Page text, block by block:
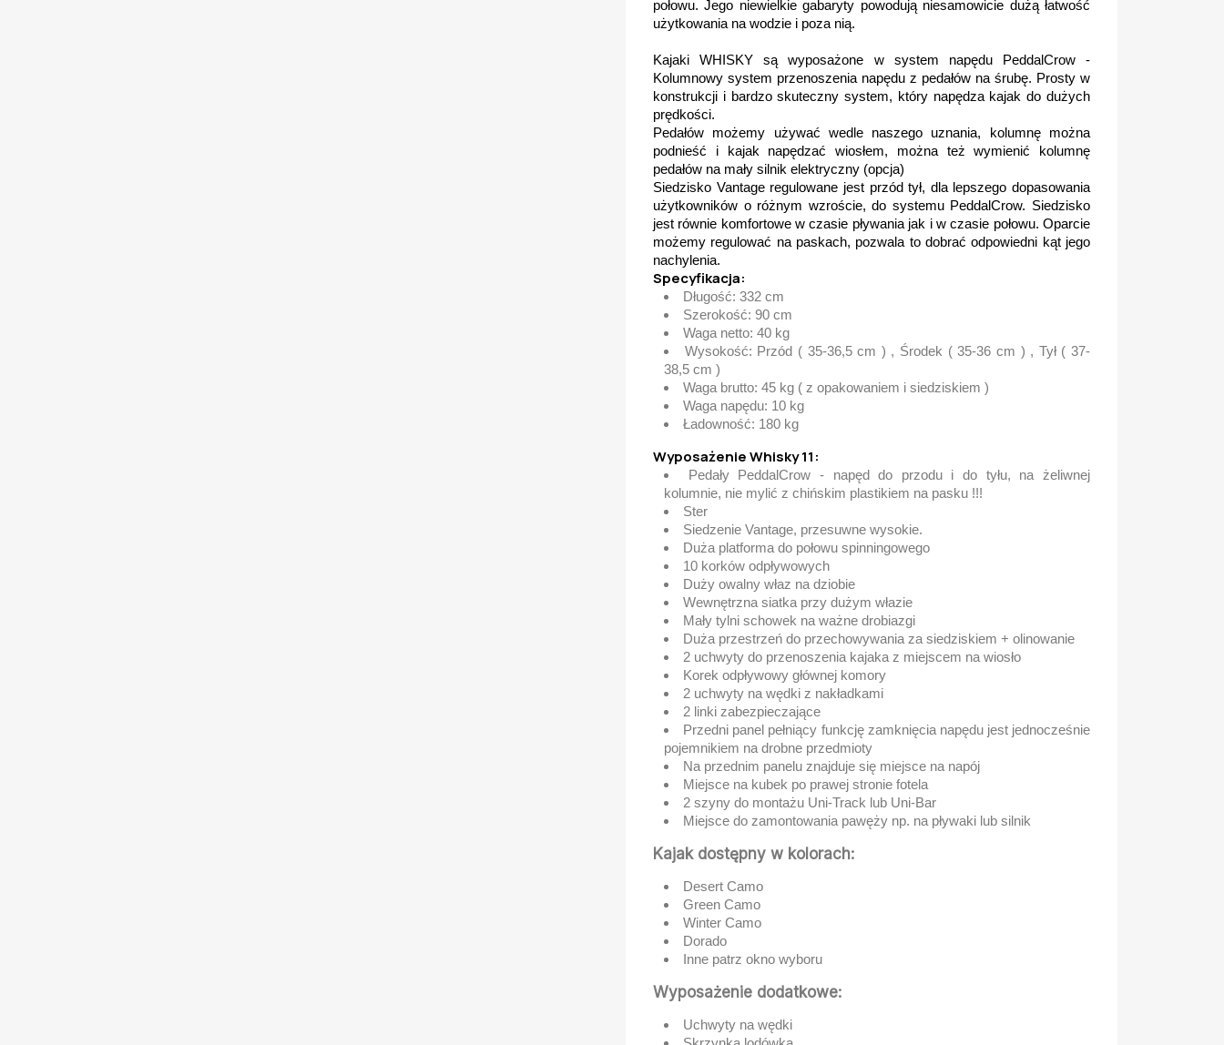
połowu. Jego niewielkie gabaryty powodują niesamowicie dużą łatwość
użytkowania na wodzie i poza nią.
Kajaki WHISKY są wyposażone w system napędu PeddalCrow -
Kolumnowy system przenoszenia napędu z pedałów na śrubę. Prosty w
konstrukcji i bardzo skuteczny system, który napędza kajak do dużych
prędkości.
Pedałów możemy używać wedle naszego uznania, kolumnę można
podnieść i kajak napędzać wiosłem, można też wymienić kolumnę
pedałów na mały silnik elektryczny (opcja)
Siedzisko Vantage regulowane jest przód tył, dla lepszego dopasowania
użytkowników o różnym wzroście, do systemu PeddalCrow. Siedzisko
jest równie komfortowe w czasie pływania jak i w czasie połowu. Oparcie
możemy regulować na paskach, pozwala to dobrać odpowiedni kąt jego
nachylenia.
Specyfikacja:
Długość: 332 cm
Szerokość: 90 cm
Waga netto: 40 kg
Wysokość: Przód ( 35-36,5 cm ) , Środek ( 35-36 cm ) , Tył ( 37-
38,5 cm )
Waga brutto: 45 kg ( z opakowaniem i siedziskiem )
Waga napędu: 10 kg
Ładowność: 180 kg
Wyposażenie Whisky 11:
Pedały PeddalCrow - napęd do przodu i do tyłu, na żeliwnej
kolumnie, nie mylić z chińskim plastikiem na pasku !!!
Ster
Siedzenie Vantage, przesuwne wysokie.
Duża platforma do połowu spinningowego
10 korków odpływowych
Duży owalny właz na dziobie
Wewnętrzna siatka przy dużym włazie
Mały tylni schowek na ważne drobiazgi
Duża przestrzeń do przechowywania za siedziskiem + olinowanie
2 uchwyty do przenoszenia kajaka z miejscem na wiosło
Korek odpływowy głównej komory
2 uchwyty na wędki z nakładkami
2 linki zabezpieczające
Przedni panel pełniący funkcję zamknięcia napędu jest jednocześnie
pojemnikiem na drobne przedmioty
Na przednim panelu znajduje się miejsce na napój
Miejsce na kubek po prawej stronie fotela
2 szyny do montażu Uni-Track lub Uni-Bar
Miejsce do zamontowania pawęży np. na pływaki lub silnik
Kajak dostępny w kolorach:
Desert Camo
Green Camo
Winter Camo
Dorado
Inne patrz okno wyboru
Wyposażenie dodatkowe:
Uchwyty na wędki